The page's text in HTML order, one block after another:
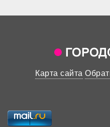
Карта сайта